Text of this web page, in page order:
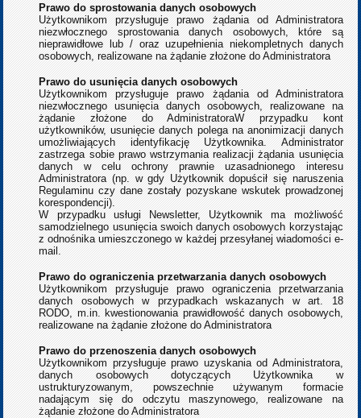
Prawo do sprostowania danych osobowych
Użytkownikom przysługuje prawo żądania od Administratora
niezwłocznego sprostowania danych osobowych, które są
nieprawidłowe lub / oraz uzupełnienia niekompletnych danych
osobowych, realizowane na żądanie złożone do Administratora
Prawo do usunięcia danych osobowych
Użytkownikom przysługuje prawo żądania od Administratora
niezwłocznego usunięcia danych osobowych, realizowane na
żądanie złożone do AdministratoraW przypadku kont
użytkowników, usunięcie danych polega na anonimizacji danych
umożliwiających identyfikację Użytkownika. Administrator
zastrzega sobie prawo wstrzymania realizacji żądania usunięcia
danych w celu ochrony prawnie uzasadnionego interesu
Administratora (np. w gdy Użytkownik dopuścił się naruszenia
Regulaminu czy dane zostały pozyskane wskutek prowadzonej
korespondencji).
W przypadku usługi Newsletter, Użytkownik ma możliwość
samodzielnego usunięcia swoich danych osobowych korzystając
z odnośnika umieszczonego w każdej przesyłanej wiadomości e-
mail.
Prawo do ograniczenia przetwarzania danych osobowych
Użytkownikom przysługuje prawo ograniczenia przetwarzania
danych osobowych w przypadkach wskazanych w art. 18
RODO, m.in. kwestionowania prawidłowość danych osobowych,
realizowane na żądanie złożone do Administratora
Prawo do przenoszenia danych osobowych
Użytkownikom przysługuje prawo uzyskania od Administratora,
danych osobowych dotyczących Użytkownika w
ustrukturyzowanym, powszechnie używanym formacie
nadającym się do odczytu maszynowego, realizowane na
żądanie złożone do Administratora